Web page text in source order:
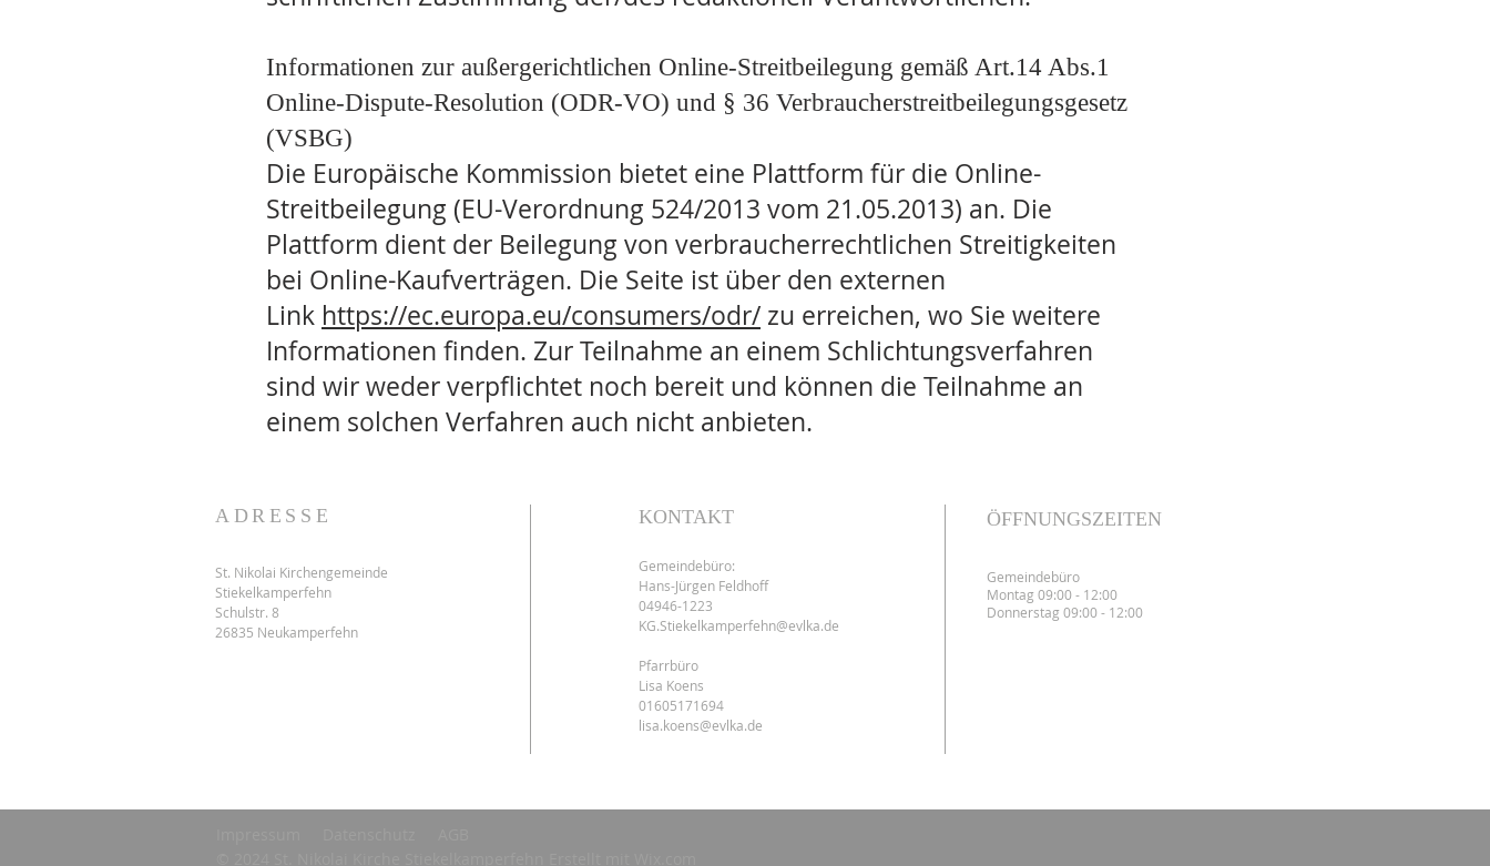
Informationen zur außergerichtlichen Online-Streitbeilegung gemäß Art.14 Abs.1
Online-Dispute-Resolution (ODR-VO) und § 36 Verbraucherstreitbeilegungsgesetz
(VSBG)
Die Europäische Kommission bietet eine Plattform für die Online-
Streitbeilegung (EU-Verordnung 524/2013 vom 21.05.2013) an. Die
Plattform dient der Beilegung von verbraucherrechtlichen Streitigkeiten
bei Online-Kaufverträgen. Die Seite ist über den externen
Link https://ec.europa.eu/consumers/odr/ zu erreichen, wo Sie weitere
Informationen finden. Zur Teilnahme an einem Schlichtungsverfahren
sind wir weder verpflichtet noch bereit und können die Teilnahme an
einem solchen Verfahren auch nicht anbieten.
ADRESSE
St. Nikolai Kirchengemeinde
Stiekelkamperfehn
Schulstr. 8
26835 Neukamperfehn
KONTAKT
Gemeindebüro:
Hans-Jürgen Feldhoff
04946-1223
KG.Stiekelkamperfehn@evlka.de
Pfarrbüro
Lisa Koens
01605171694
lisa.koens@evlka.de
ÖFFNUNGSZEITEN
Gemeindebüro
Montag 09:00 - 12:00
Donnerstag 09:00 - 12:00